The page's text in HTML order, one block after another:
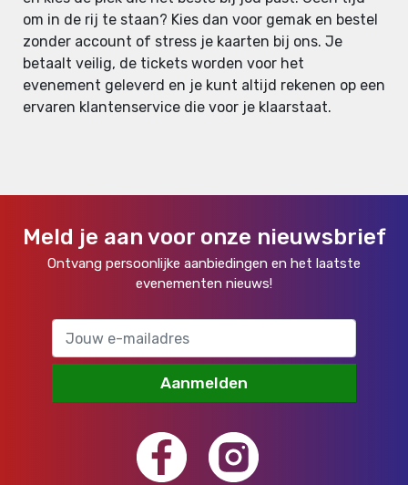
om in de rij te staan? Kies dan voor gemak en bestel
zonder account of stress je kaarten bij ons. Je
betaalt veilig, de tickets worden voor het
evenement geleverd en je kunt altijd rekenen op een
ervaren klantenservice die voor je klaarstaat.
Meld je aan voor onze nieuwsbrief
Ontvang persoonlijke aanbiedingen en het laatste
evenementen nieuws!
Aanmelden